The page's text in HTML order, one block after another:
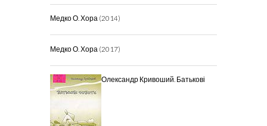
Медко О. Хора (2014)
Медко О. Хора (2017)
Олександр Кривоший. Батькові